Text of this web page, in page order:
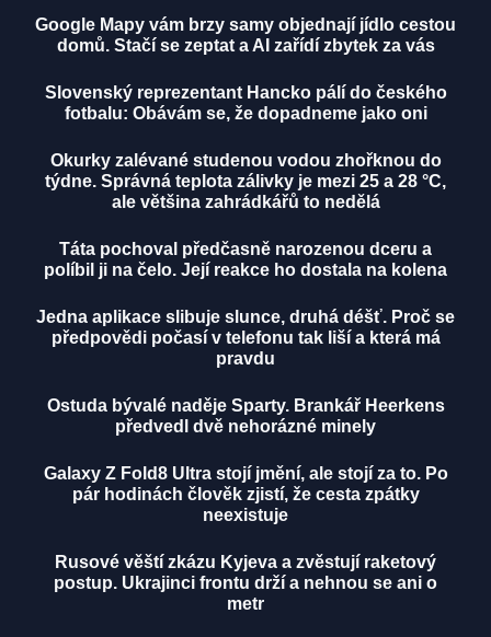
Google Mapy vám brzy samy objednají jídlo cestou
domů. Stačí se zeptat a AI zařídí zbytek za vás
Slovenský reprezentant Hancko pálí do českého
fotbalu: Obávám se, že dopadneme jako oni
Okurky zalévané studenou vodou zhořknou do
týdne. Správná teplota zálivky je mezi 25 a 28 °C,
ale většina zahrádkářů to nedělá
Táta pochoval předčasně narozenou dceru a
políbil ji na čelo. Její reakce ho dostala na kolena
Jedna aplikace slibuje slunce, druhá déšť. Proč se
předpovědi počasí v telefonu tak liší a která má
pravdu
Ostuda bývalé naděje Sparty. Brankář Heerkens
předvedl dvě nehorázné minely
Galaxy Z Fold8 Ultra stojí jmění, ale stojí za to. Po
pár hodinách člověk zjistí, že cesta zpátky
neexistuje
Rusové věští zkázu Kyjeva a zvěstují raketový
postup. Ukrajinci frontu drží a nehnou se ani o
metr